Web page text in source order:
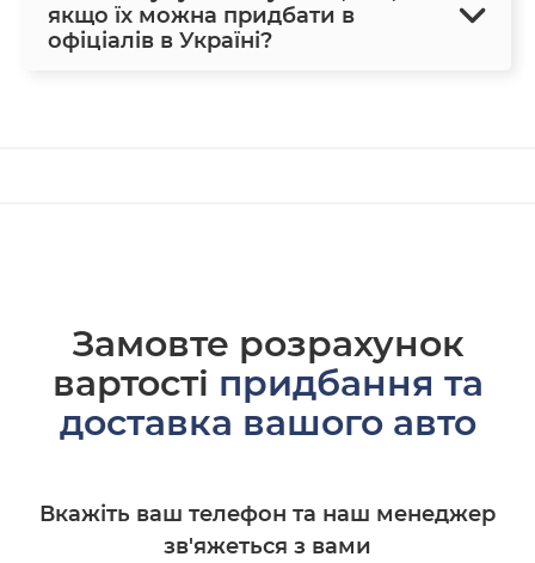
якщо їх можна придбати в
офіціалів в Україні?
Замовте розрахунок
вартості придбання та
доставка вашого авто
Вкажіть ваш телефон та наш менеджер
зв'яжеться з вами